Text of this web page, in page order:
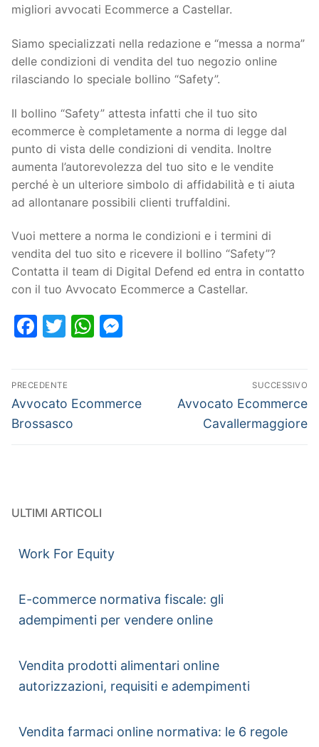
migliori avvocati Ecommerce a Castellar.
Siamo specializzati nella redazione e “messa a norma”
delle condizioni di vendita del tuo negozio online
rilasciando lo speciale bollino “Safety”.
Il bollino “Safety” attesta infatti che il tuo sito
ecommerce è completamente a norma di legge dal
punto di vista delle condizioni di vendita. Inoltre
aumenta l’autorevolezza del tuo sito e le vendite
perché è un ulteriore simbolo di affidabilità e ti aiuta
ad allontanare possibili clienti truffaldini.
Vuoi mettere a norma le condizioni e i termini di
vendita del tuo sito e ricevere il bollino “Safety”?
Contatta il team di Digital Defend ed entra in contatto
con il tuo Avvocato Ecommerce a Castellar.
Facebook
TwitterWhatsApp
PRECEDENTE
Avvocato Ecommerce
Brossasco
SUCCESSIVO
Avvocato Ecommerce
Cavallermaggiore
ULTIMI ARTICOLI
Work For Equity
E-commerce normativa fiscale: gli
adempimenti per vendere online
Vendita prodotti alimentari online
autorizzazioni, requisiti e adempimenti
Vendita farmaci online normativa: le 6 regole